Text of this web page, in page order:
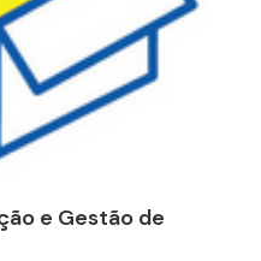
e Gestão de